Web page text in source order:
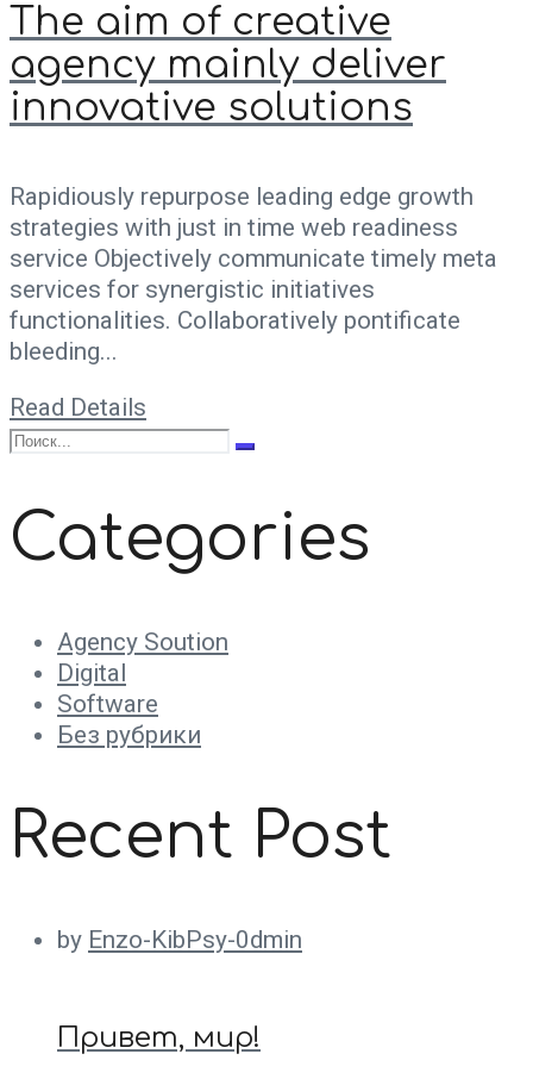
The aim of creative
agency mainly deliver
innovative solutions
Rapidiously repurpose leading edge growth
strategies with just in time web readiness
service Objectively communicate timely meta
services for synergistic initiatives
functionalities. Collaboratively pontificate
bleeding...
Read Details
Categories
Agency Soution
Digital
Software
Без рубрики
Recent Post
by Enzo-KibPsy-0dmin
Привет, мир!